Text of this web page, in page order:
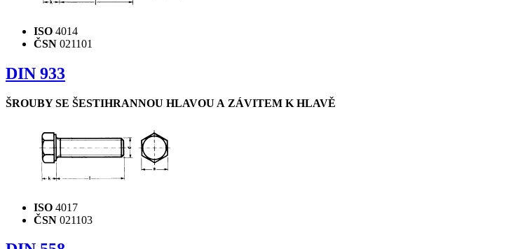
ISO 4014
ČSN 021101
DIN 933
ŠROUBY SE ŠESTIHRANNOU HLAVOU A ZÁVITEM K HLAVĚ
ISO 4017
ČSN 021103